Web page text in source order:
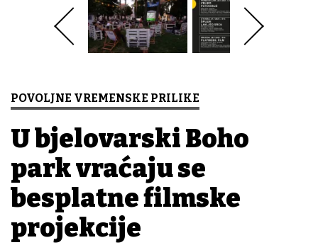
POVOLJNE VREMENSKE PRILIKE
U bjelovarski Boho
park vraćaju se
besplatne filmske
projekcije